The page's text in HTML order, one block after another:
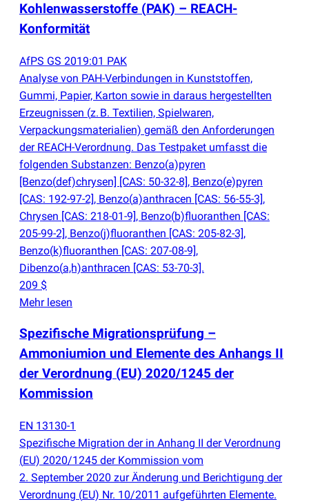
Kohlenwasserstoffe (PAK) – REACH-
Konformität
AfPS GS 2019:01 PAK
Analyse von PAH-Verbindungen in Kunststoffen,
Gummi, Papier, Karton sowie in daraus hergestellten
Erzeugnissen (z. B. Textilien, Spielwaren,
Verpackungsmaterialien) gemäß den Anforderungen
der REACH-Verordnung. Das Testpaket umfasst die
folgenden Substanzen: Benzo(a)pyren
[Benzo(def)chrysen] [CAS: 50-32-8], Benzo(e)pyren
[CAS: 192-97-2], Benzo(a)anthracen [CAS: 56-55-3],
Chrysen [CAS: 218-01-9], Benzo(b)fluoranthen [CAS:
205-99-2], Benzo(j)fluoranthen [CAS: 205-82-3],
Benzo(k)fluoranthen [CAS: 207-08-9],
Dibenzo(a,h)anthracen [CAS: 53-70-3].
209 $
Mehr lesen
Spezifische Migrationsprüfung –
Ammoniumion und Elemente des Anhangs II
der Verordnung (EU) 2020/1245 der
Kommission
EN 13130-1
Spezifische Migration der in Anhang II der Verordnung
(EU) 2020/1245 der Kommission vom
2. September 2020 zur Änderung und Berichtigung der
Verordnung (EU) Nr. 10/2011 aufgeführten Elemente.